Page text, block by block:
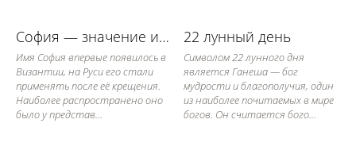
София — значение имени, его судьба и характер
Имя София впервые появилось в
Византии, на Руси его стали
применять после её крещения.
Наиболее распространено оно
было у представ...
22 лунный день
Символом 22 лунного дня
является Ганеша — бог
мудрости и благополучия, один
из наиболее почитаемых в мире
богов. Он считается бого...